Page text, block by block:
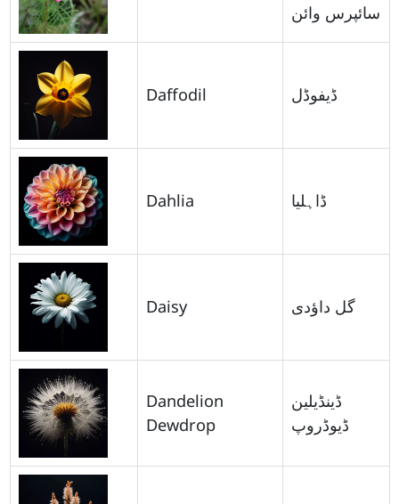
سائپرس وائن
Daffodil ڈیفوڈل
Dahlia ڈاہلیا
Daisy گل داؤدی
Dandelion
Dewdrop
ڈینڈیلین
ڈیوڈروپ